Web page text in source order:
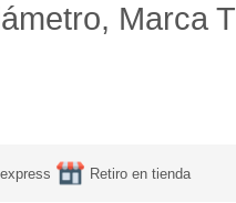
Marca
Retiro en tienda